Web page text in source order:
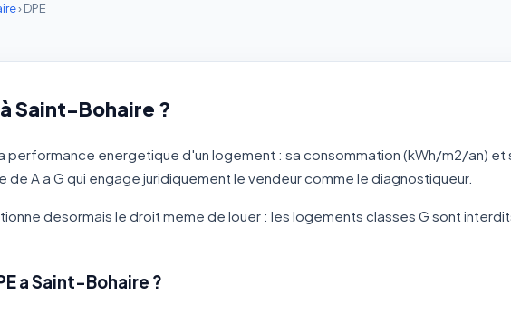
›DPE
Saint-Bohaire ?
performance energetique d'un logement : sa consommation (kWh/m2/an)
de A a G qui engage juridiquement le vendeur comme le diagnostiqueur.
desormais le droit meme de louer : les logements classes G sont
a Saint-Bohaire ?